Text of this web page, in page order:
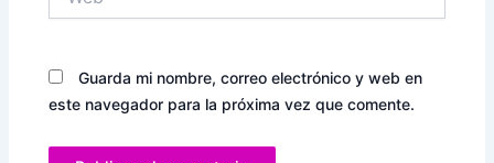
Guarda mi nombre, correo electrónico y web en
este navegador para la próxima vez que comente.